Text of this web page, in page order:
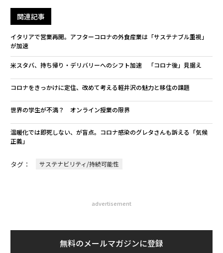
関連記事
イタリアで営業再開。アフターコロナの外食産業は「サステナブル重視」
が加速
米スタバ、持ち帰り・デリバリーへのシフト加速 「コロナ後」見据え
コロナをきっかけに定住、改めて考える軽井沢の魅力と移住の課題
世界の学生が不満？ オンライン授業の限界
温暖化では即死しない、が盲点。コロナ感染のグレタさんも訴える「気候
正義」
タグ： サステナビリティ/持続可能性
advertisement
無料のメールマガジンに登録